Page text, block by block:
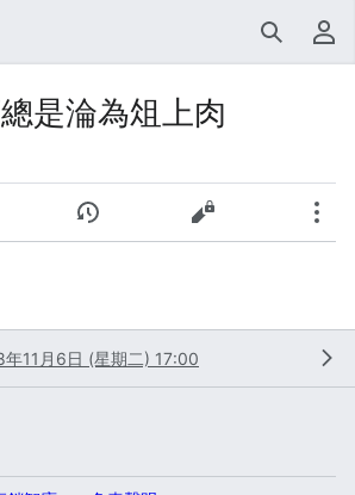
搜尋 使
是淪為俎上肉
檢視歷史 檢視原始碼 更多
11月6日 (星期二) 17:00